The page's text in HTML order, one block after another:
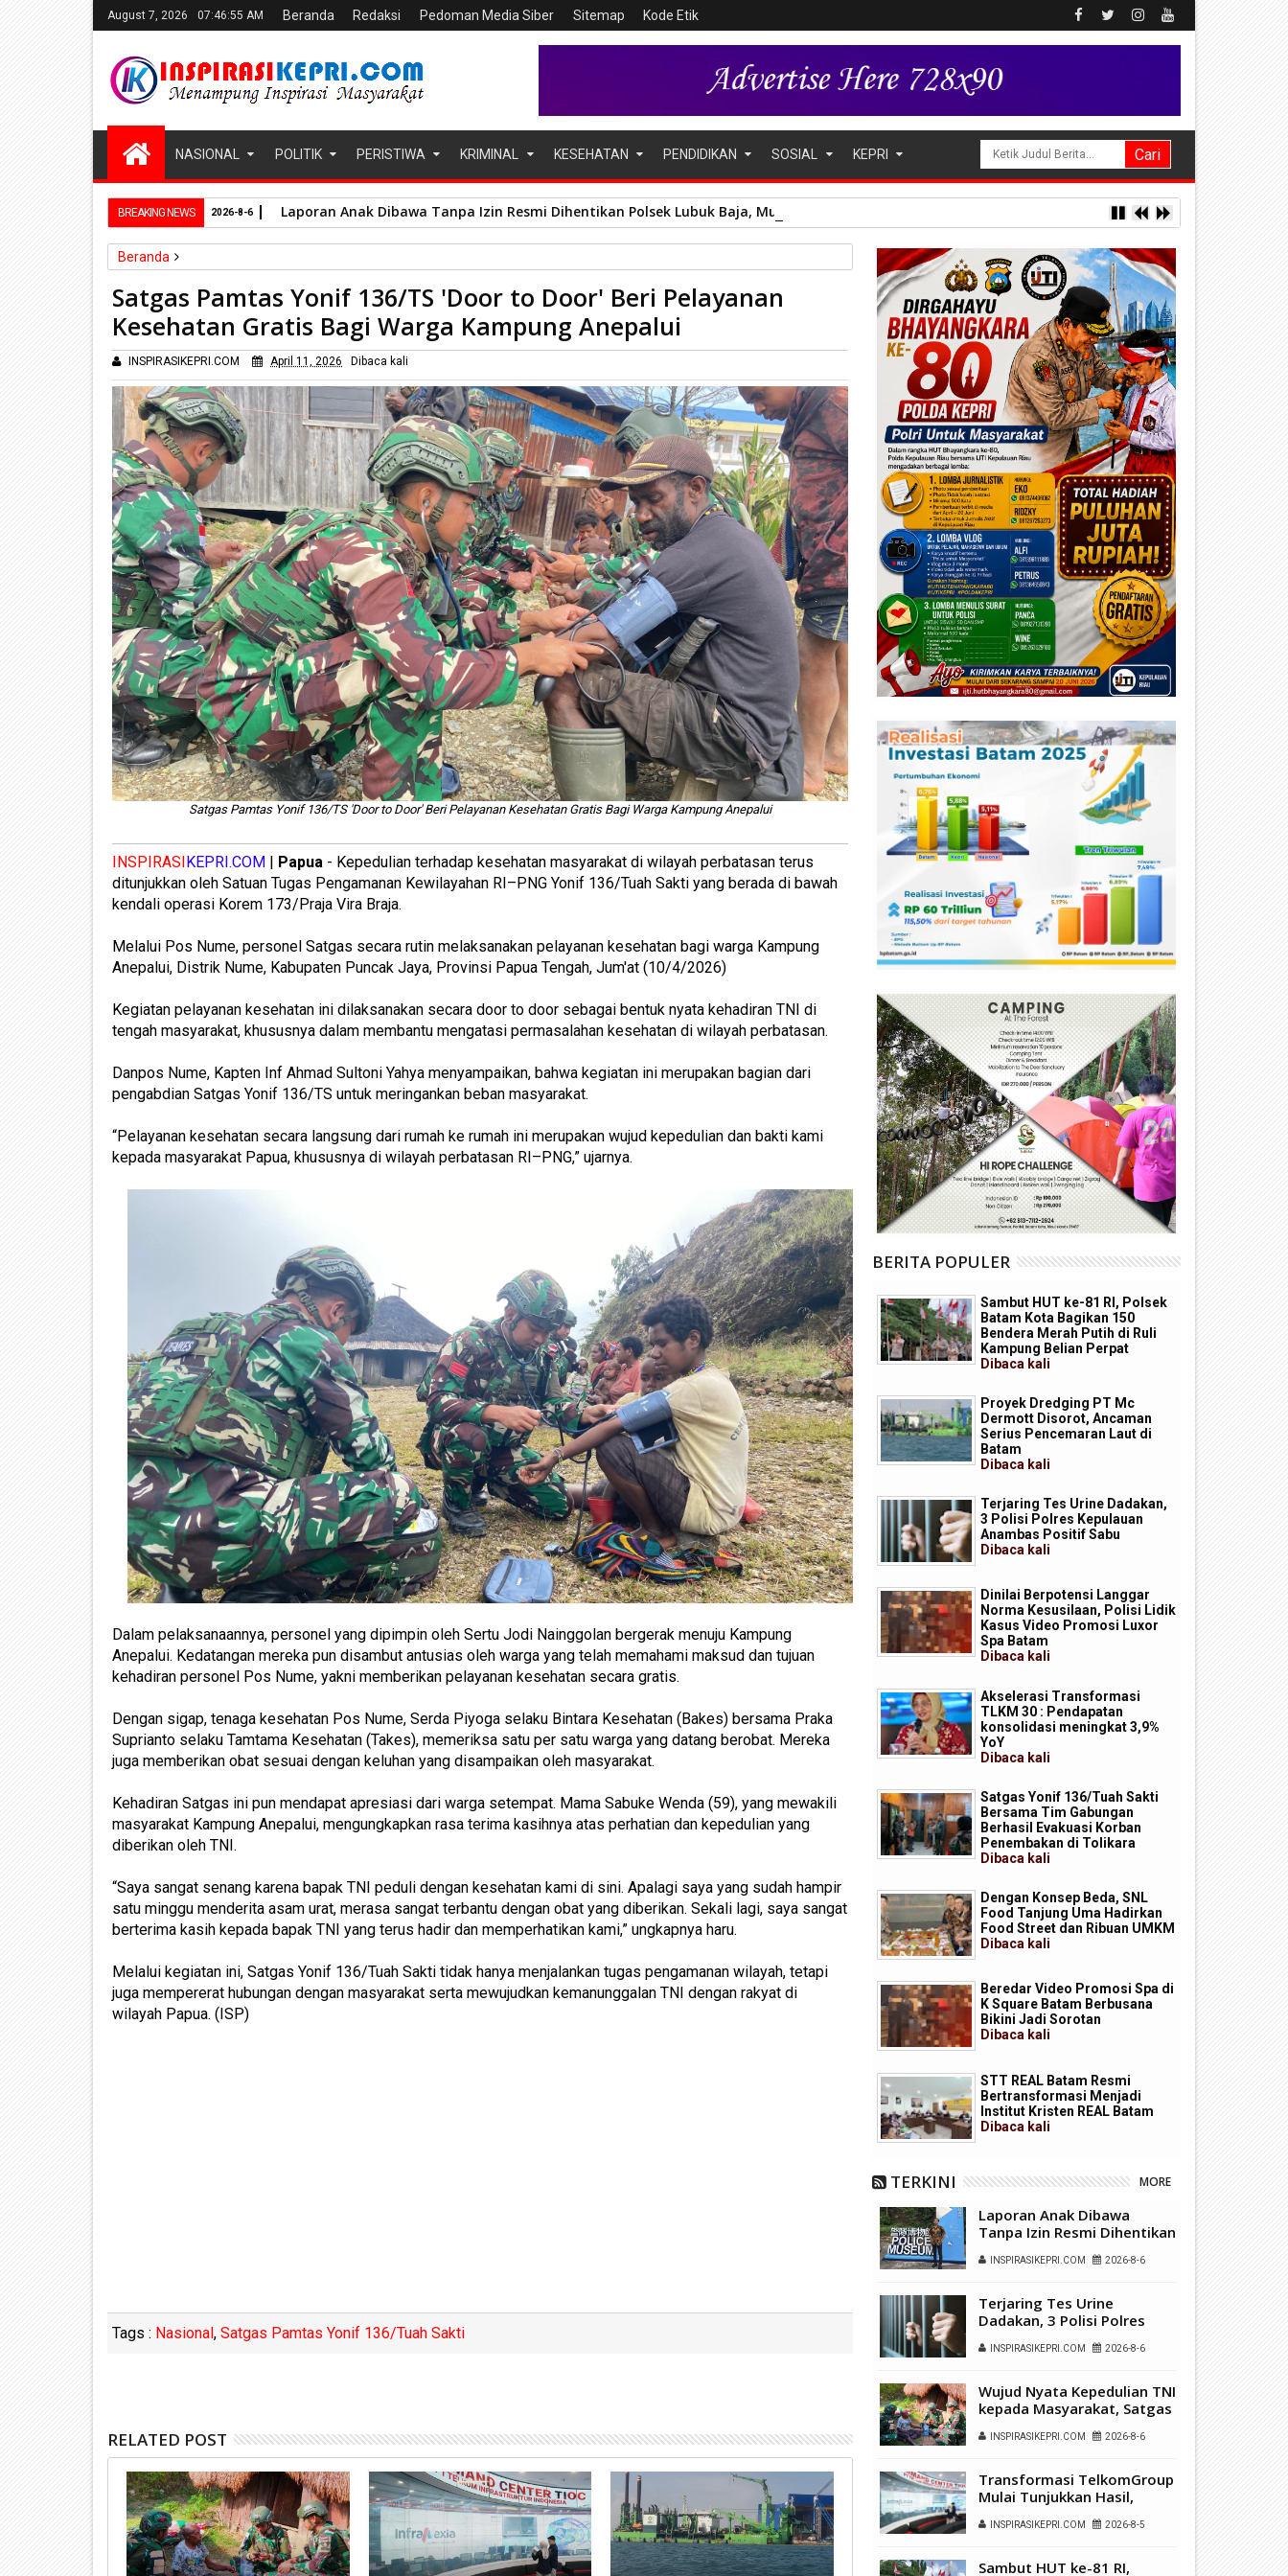
August 7, 2026 07:46:57 AM Beranda Redaksi Pedoman Media Siber Sitemap Kode Etik
NASIONAL POLITIK PERISTIWA KRIMINAL KESEHATAN PENDIDIKAN SOSIAL KEPRI
BREAKING NEWS Laporan Anak Dibawa Tanpa Izin Resmi Dihentikan Polsek Lubuk Baja, Murni Sengketa Hak Asuh
2026-8-6
Beranda
Satgas Pamtas Yonif 136/TS 'Door to Door' Beri Pelayanan Kesehatan Gratis Bagi Warga Kampung Anepalui
Satgas Pamtas Yonif 136/TS 'Door to Door' Beri Pelayanan
Kesehatan Gratis Bagi Warga Kampung Anepalui
INSPIRASIKEPRI.COM April 11, 2026 Dibaca kali
Satgas Pamtas Yonif 136/TS 'Door to Door' Beri Pelayanan Kesehatan Gratis Bagi Warga Kampung Anepalui
INSPIRASIKEPRI.COM | Papua - Kepedulian terhadap kesehatan masyarakat di wilayah perbatasan terus
ditunjukkan oleh Satuan Tugas Pengamanan Kewilayahan RI–PNG Yonif 136/Tuah Sakti yang berada di bawah
kendali operasi Korem 173/Praja Vira Braja.
Melalui Pos Nume, personel Satgas secara rutin melaksanakan pelayanan kesehatan bagi warga Kampung
Anepalui, Distrik Nume, Kabupaten Puncak Jaya, Provinsi Papua Tengah, Jum'at (10/4/2026)
Kegiatan pelayanan kesehatan ini dilaksanakan secara door to door sebagai bentuk nyata kehadiran TNI di
tengah masyarakat, khususnya dalam membantu mengatasi permasalahan kesehatan di wilayah perbatasan.
Danpos Nume, Kapten Inf Ahmad Sultoni Yahya menyampaikan, bahwa kegiatan ini merupakan bagian dari
pengabdian Satgas Yonif 136/TS untuk meringankan beban masyarakat.
“Pelayanan kesehatan secara langsung dari rumah ke rumah ini merupakan wujud kepedulian dan bakti kami
kepada masyarakat Papua, khususnya di wilayah perbatasan RI–PNG,” ujarnya.
Dalam pelaksanaannya, personel yang dipimpin oleh Sertu Jodi Nainggolan bergerak menuju Kampung
Anepalui. Kedatangan mereka pun disambut antusias oleh warga yang telah memahami maksud dan tujuan
kehadiran personel Pos Nume, yakni memberikan pelayanan kesehatan secara gratis.
Dengan sigap, tenaga kesehatan Pos Nume, Serda Piyoga selaku Bintara Kesehatan (Bakes) bersama Praka
Suprianto selaku Tamtama Kesehatan (Takes), memeriksa satu per satu warga yang datang berobat. Mereka
juga memberikan obat sesuai dengan keluhan yang disampaikan oleh masyarakat.
Kehadiran Satgas ini pun mendapat apresiasi dari warga setempat. Mama Sabuke Wenda (59), yang mewakili
masyarakat Kampung Anepalui, mengungkapkan rasa terima kasihnya atas perhatian dan kepedulian yang
diberikan oleh TNI.
“Saya sangat senang karena bapak TNI peduli dengan kesehatan kami di sini. Apalagi saya yang sudah hampir
satu minggu menderita asam urat, merasa sangat terbantu dengan obat yang diberikan. Sekali lagi, saya sangat
berterima kasih kepada bapak TNI yang terus hadir dan memperhatikan kami,” ungkapnya haru.
Melalui kegiatan ini, Satgas Yonif 136/Tuah Sakti tidak hanya menjalankan tugas pengamanan wilayah, tetapi
juga mempererat hubungan dengan masyarakat serta mewujudkan kemanunggalan TNI dengan rakyat di
wilayah Papua. (ISP)
Tags : Nasional, Satgas Pamtas Yonif 136/Tuah Sakti
RELATED POST
BERITA POPULER
Sambut HUT ke-81 RI, Polsek
Batam Kota Bagikan 150
Bendera Merah Putih di Ruli
Kampung Belian Perpat
Dibaca kali
Proyek Dredging PT Mc
Dermott Disorot, Ancaman
Serius Pencemaran Laut di
Batam
Dibaca kali
Terjaring Tes Urine Dadakan,
3 Polisi Polres Kepulauan
Anambas Positif Sabu
Dibaca kali
Dinilai Berpotensi Langgar
Norma Kesusilaan, Polisi Lidik
Kasus Video Promosi Luxor
Spa Batam
Dibaca kali
Akselerasi Transformasi
TLKM 30 : Pendapatan
konsolidasi meningkat 3,9%
YoY
Dibaca kali
Satgas Yonif 136/Tuah Sakti
Bersama Tim Gabungan
Berhasil Evakuasi Korban
Penembakan di Tolikara
Dibaca kali
Dengan Konsep Beda, SNL
Food Tanjung Uma Hadirkan
Food Street dan Ribuan UMKM
Dibaca kali
Beredar Video Promosi Spa di
K Square Batam Berbusana
Bikini Jadi Sorotan
Dibaca kali
STT REAL Batam Resmi
Bertransformasi Menjadi
Institut Kristen REAL Batam
Dibaca kali
TERKINI MORE
Laporan Anak Dibawa
Tanpa Izin Resmi Dihentikan
Sengketa Hak Asuh
INSPIRASIKEPRI.COM 2026-8-6
Terjaring Tes Urine
Dadakan, 3 Polisi Polres
SabuINSPIRASIKEPRI.COM 2026-8-6
Wujud Nyata Kepedulian TNI
kepada Masyarakat, Satgas
Pengobatan Keliling di
INSPIRASIKEPRI.COM 2026-8-6
Transformasi TelkomGroup
Mulai Tunjukkan Hasil,
Positif Perkuat
Nasional
INSPIRASIKEPRI.COM 2026-8-5
Sambut HUT ke-81 RI,